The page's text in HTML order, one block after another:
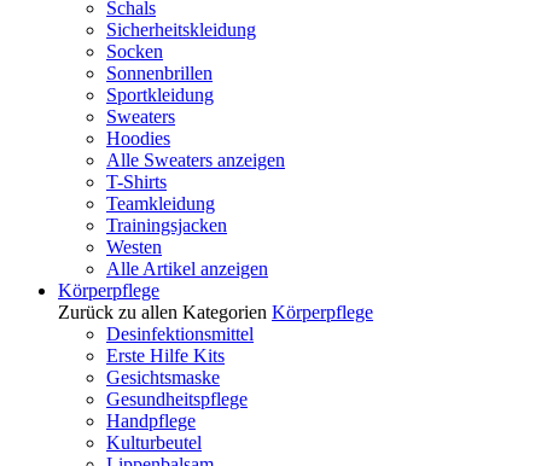
Schals
Sicherheitskleidung
Socken
Sonnenbrillen
Sportkleidung
Sweaters
Hoodies
Alle Sweaters anzeigen
T-Shirts
Teamkleidung
Trainingsjacken
Westen
Alle Artikel anzeigen
Körperpflege
Zurück zu allen Kategorien Körperpflege
Desinfektionsmittel
Erste Hilfe Kits
Gesichtsmaske
Gesundheitspflege
Handpflege
Kulturbeutel